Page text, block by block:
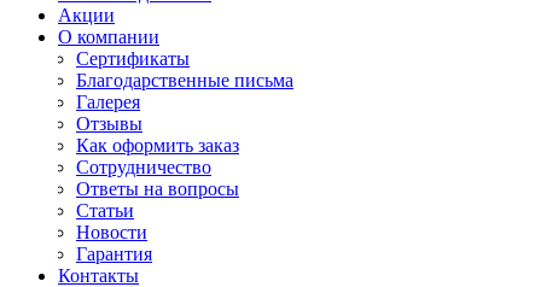
Акрилика
Кориан
Монтелли
Тристоун
Викостон
Технистон
Камбрия
Плазастон
Акции
О компании
Сертификаты
Благодарственные письма
Галерея
Отзывы
Как оформить заказ
Сотрудничество
Ответы на вопросы
Статьи
Новости
Гарантия
Контакты